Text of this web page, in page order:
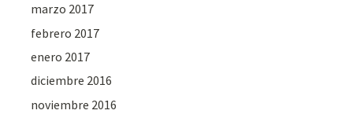
marzo 2017
febrero 2017
enero 2017
diciembre 2016
noviembre 2016